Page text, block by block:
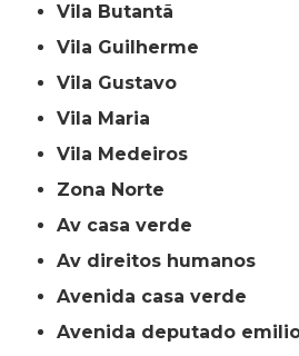
Vila Butantã
Vila Guilherme
Vila Gustavo
Vila Maria
Vila Medeiros
Zona Norte
av casa verde
av direitos humanos
avenida casa verde
avenida deputado